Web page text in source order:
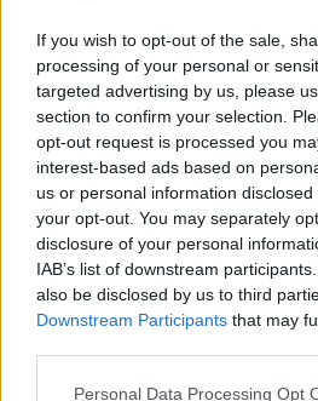
If you wish to opt-out of the sale,
processing of your personal or
targeted advertising by us, please
section to confirm your selection.
opt-out request is processed you
interest-based ads based on
us or personal information
your opt-out. You may separately
disclosure of your personal
IAB’s list of downstream
also be disclosed by us to third
Downstream Participants that may
Personal Data Processing Opt
(info:
“Sono felice di avere nel Polifonico un
collaborazione con Feniarco così
Lorenzo Cinatti, direttore della
che diventa così sede di questo premio
Corale Italiano. Con il Polifonico
vivere la musica corale immersi nella
città di Guido Monaco, culla della
Un’esperienza da non perdere per chi
luoghi che sanno raccontare una storia”.